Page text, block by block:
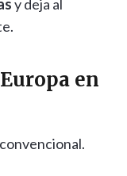
y deja al
en